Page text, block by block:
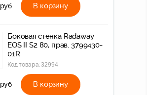
руб В корзину
Боковая стенка Radaway
EOS II S2 80, прав. 3799430-
01R
Код товара:32994
руб В корзину